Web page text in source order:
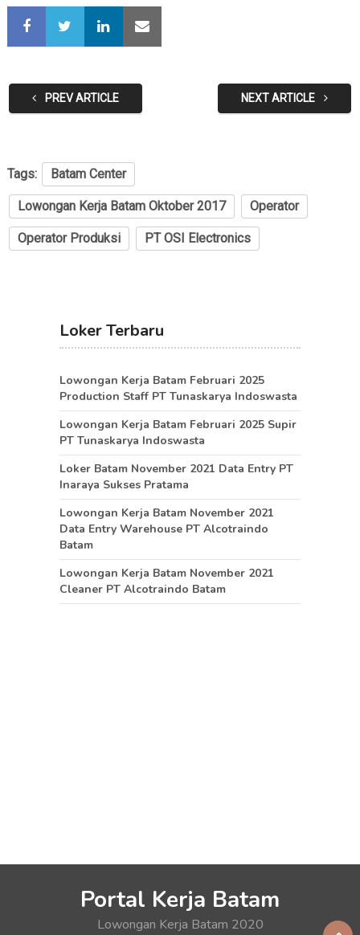
PREV ARTICLE NEXT ARTICLE
Tags: Batam Center
Lowongan Kerja Batam Oktober 2017 Operator
Operator Produksi PT OSI Electronics
Loker Terbaru
Lowongan Kerja Batam Februari 2025
Production Staff PT Tunaskarya Indoswasta
Lowongan Kerja Batam Februari 2025 Supir
PT Tunaskarya Indoswasta
Loker Batam November 2021 Data Entry PT
Inaraya Sukses Pratama
Lowongan Kerja Batam November 2021
Data Entry Warehouse PT Alcotraindo
Batam
Lowongan Kerja Batam November 2021
Cleaner PT Alcotraindo Batam
Portal Kerja Batam
Lowongan Kerja Batam 2020